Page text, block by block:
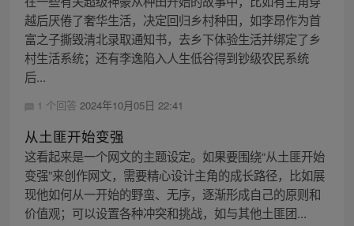
越后厌倦了奢华生活，决定回归乡村种田，如李昂作为首
富之子撕毁清北录取通知书，去乡下体验生活并绑定了乡
村生活系统；还有李逸陷入人生低谷得到钞级农民系统
后...
1 个回答 2024年10月05日 22:41
从土匪开始变强
这看起来是一个网文的主题设定。如果要围绕“从土匪开始
变强”来创作网文，需要精心设计主角的成长路径，比如展
现他如何从一开始的野蛮、无序，逐渐形成自己的原则和
价值观；可以设置各种冲突和挑战，如与其他土匪团...